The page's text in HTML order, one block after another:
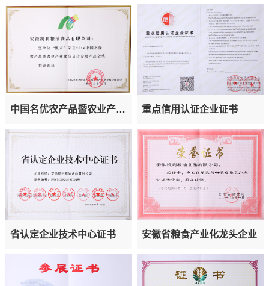
中国名优农产品暨农业产业
重点信用认证企业证书
省认定企业技术中心证书 安徽省粮食产业化龙头企业